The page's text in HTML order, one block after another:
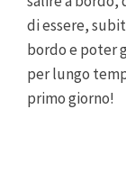
di essere,
bordo e poter
per lungo
primo giorno!